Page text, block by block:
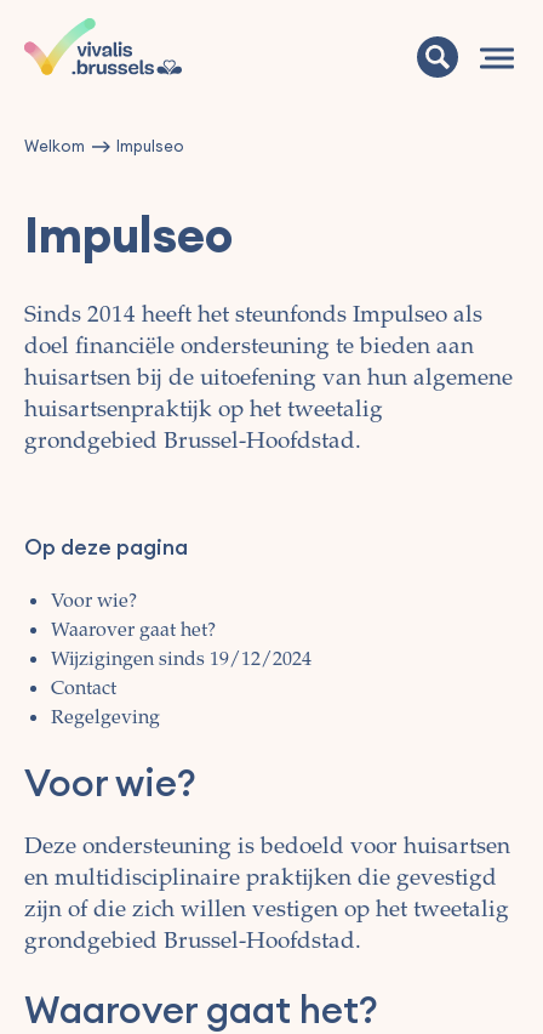
Welkom Impulseo
Impulseo
Sinds 2014 heeft het steunfonds Impulseo als
doel financiële ondersteuning te bieden aan
huisartsen bij de uitoefening van hun algemene
huisartsenpraktijk op het tweetalig
grondgebied Brussel-Hoofdstad.
Op deze pagina
Voor wie?
Waarover gaat het?
Wijzigingen sinds 19/12/2024
Contact
Regelgeving
Voor wie?
Deze ondersteuning is bedoeld voor huisartsen
en multidisciplinaire praktijken die gevestigd
zijn of die zich willen vestigen op het tweetalig
grondgebied Brussel-Hoofdstad.
Waarover gaat het?